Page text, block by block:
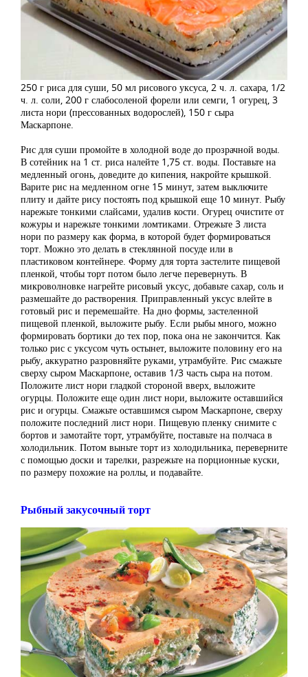
250 г риса для суши, 50 мл рисового уксуса, 2 ч. л. сахара, 1/2
ч. л. соли, 200 г слабосоленой форели или семги, 1 огурец, 3
листа нори (прессованных водорослей), 150 г сыра
Маскарпоне.
Рис для суши промойте в холодной воде до прозрачной воды.
В сотейник на 1 ст. риса налейте 1,75 ст. воды. Поставьте на
медленный огонь, доведите до кипения, накройте крышкой.
Варите рис на медленном огне 15 минут, затем выключите
плиту и дайте рису постоять под крышкой еще 10 минут. Рыбу
нарежьте тонкими слайсами, удалив кости. Огурец очистите от
кожуры и нарежьте тонкими ломтиками. Отрежьте 3 листа
нори по размеру как форма, в которой будет формироваться
торт. Можно это делать в стеклянной посуде или в
пластиковом контейнере. Форму для торта застелите пищевой
пленкой, чтобы торт потом было легче перевернуть. В
микроволновке нагрейте рисовый уксус, добавьте сахар, соль и
размешайте до растворения. Приправленный уксус влейте в
готовый рис и перемешайте. На дно формы, застеленной
пищевой пленкой, выложите рыбу. Если рыбы много, можно
формировать бортики до тех пор, пока она не закончится. Как
только рис с уксусом чуть остынет, выложите половину его на
рыбу, аккуратно разровняйте руками, утрамбуйте. Рис смажьте
сверху сыром Маскарпоне, оставив 1/3 часть сыра на потом.
Положите лист нори гладкой стороной вверх, выложите
огурцы. Положите еще один лист нори, выложите оставшийся
рис и огурцы. Смажьте оставшимся сыром Маскарпоне, сверху
положите последний лист нори. Пищевую пленку снимите с
бортов и замотайте торт, утрамбуйте, поставьте на полчаса в
холодильник. Потом выньте торт из холодильника, переверните
с помощью доски и тарелки, разрежьте на порционные куски,
по размеру похожие на роллы, и подавайте.
Рыбный закусочный торт